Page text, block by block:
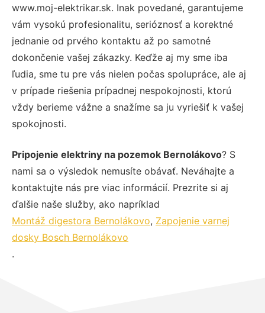
www.moj-elektrikar.sk. Inak povedané, garantujeme
vám vysokú profesionalitu, serióznosť a korektné
jednanie od prvého kontaktu až po samotné
dokončenie vašej zákazky. Keďže aj my sme iba
ľudia, sme tu pre vás nielen počas spolupráce, ale aj
v prípade riešenia prípadnej nespokojnosti, ktorú
vždy berieme vážne a snažíme sa ju vyriešiť k vašej
spokojnosti.
Pripojenie elektriny na pozemok Bernolákovo? S
nami sa o výsledok nemusíte obávať. Neváhajte a
kontaktujte nás pre viac informácií. Prezrite si aj
ďalšie naše služby, ako napríklad
Montáž digestora Bernolákovo, Zapojenie varnej
dosky Bosch Bernolákovo
.